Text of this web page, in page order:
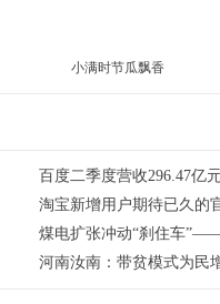
小满时节瓜飘香
百度二季度营收296.47亿
淘宝新增用户期待已久的
煤电扩张冲动“刹住车
河南汝南：带贫模式为民